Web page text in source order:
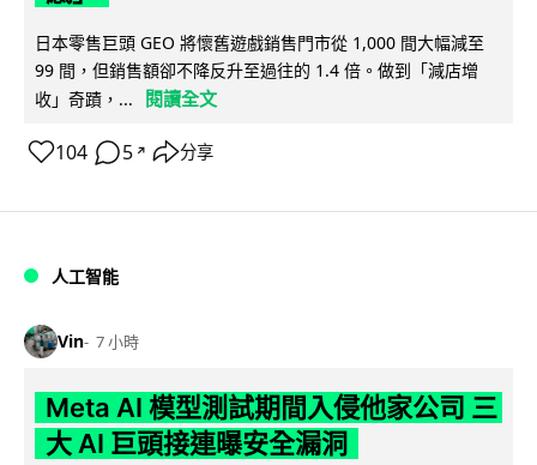
日本零售巨頭 GEO 將懷舊遊戲銷售門市從 1,000 間大幅減至
99 間，但銷售額卻不降反升至過往的 1.4 倍。做到「減店增
收」奇蹟，...
閱讀全文
104 5 ↗ 分享
人工智能
Vin 7 小時
Meta AI 模型測試期間入侵他家公司 三
大 AI 巨頭接連曝安全漏洞